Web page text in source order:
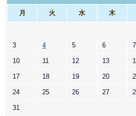
ー
月 火 水 木
3 4 5 6 7
10 11 12 13
17 18 19 20
24 25 26 27
31